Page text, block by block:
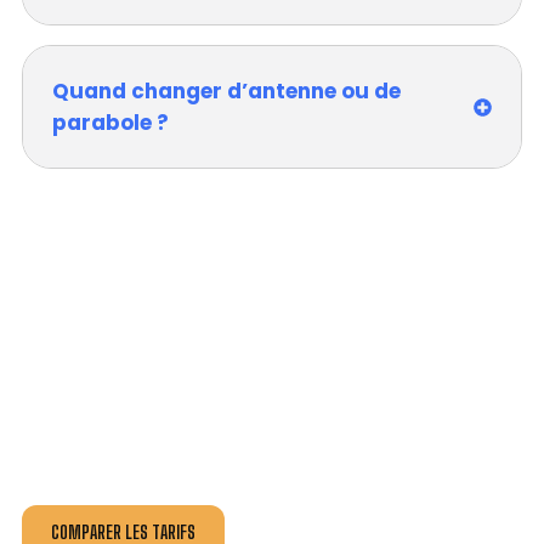
Quand changer d’antenne ou de
parabole ?
COMPARER LES TARIFS